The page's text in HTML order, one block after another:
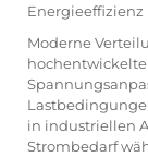
Moderne
in industriellen
Strombedarf